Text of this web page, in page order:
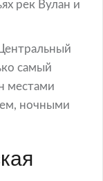
рек Вулан и
самый
местами
ночными